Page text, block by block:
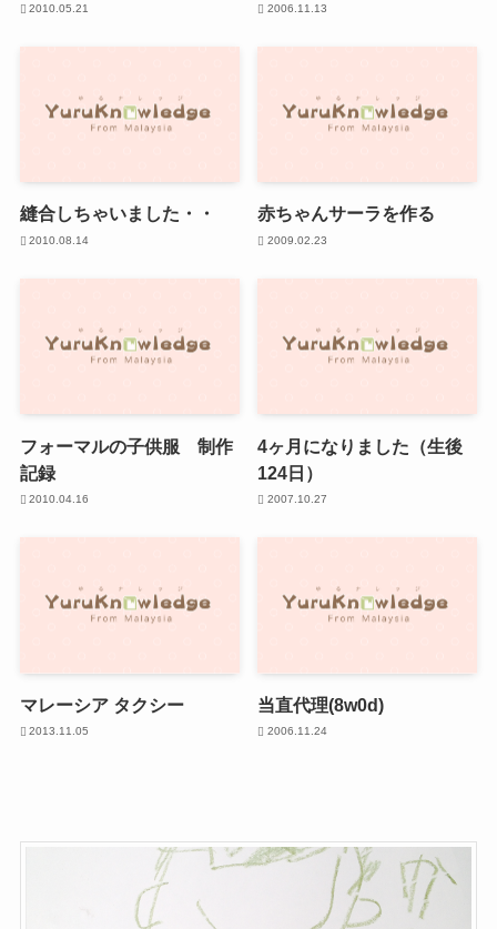
2010.05.21 2006.11.13
縫合しちゃいました・・
2010.08.14
赤ちゃんサーラを作る
2009.02.23
フォーマルの子供服 制作
記録
2010.04.16
4ヶ月になりました（生後
124日）
2007.10.27
マレーシア タクシー
2013.11.05
当直代理(8w0d)
2006.11.24